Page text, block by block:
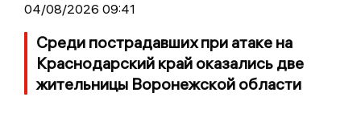
04/08/2026 09:41
Среди пострадавших при атаке на
Краснодарский край оказались две
жительницы Воронежской области